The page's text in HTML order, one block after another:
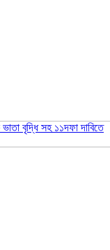
বৃদ্ধি সহ ১১দফা দাবিতে